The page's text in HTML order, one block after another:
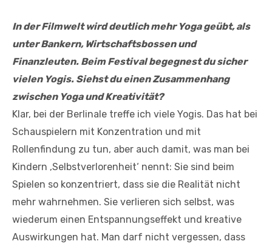
In der Filmwelt wird deutlich mehr Yoga geübt, als
unter Bankern, Wirtschaftsbossen und
Finanzleuten. Beim Festival begegnest du sicher
vielen Yogis. Siehst du einen Zusammenhang
zwischen Yoga und Kreativität?
Klar, bei der Berlinale treffe ich viele Yogis. Das hat bei
Schauspielern mit Konzentration und mit
Rollenfindung zu tun, aber auch damit, was man bei
Kindern ‚Selbstverlorenheit‘ nennt: Sie sind beim
Spielen so konzentriert, dass sie die Realität nicht
mehr wahrnehmen. Sie verlieren sich selbst, was
wiederum einen Entspannungseffekt und kreative
Auswirkungen hat. Man darf nicht vergessen, dass